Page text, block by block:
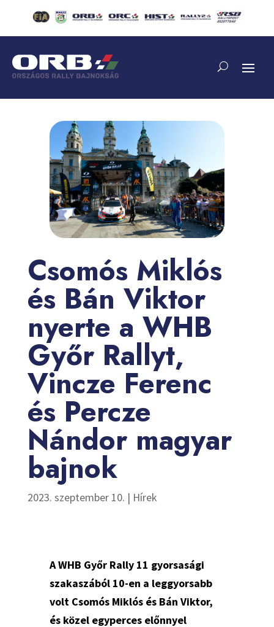
Csomós Miklós
és Bán Viktor
nyerte a WHB
Győr Rallyt,
Vincze Ferenc
és Percze
Nándor magyar
bajnok
2023. szeptember 10. | Hírek
A WHB Győr Rally 11 gyorsasági
szakaszából 10-en a leggyorsabb
volt Csomós Miklós és Bán Viktor,
és közel egyperces előnnyel